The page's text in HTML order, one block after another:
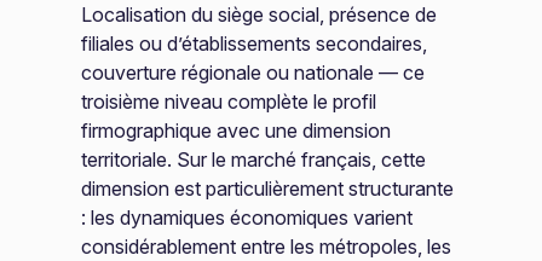
Localisation du siège social, présence de
filiales ou d’établissements secondaires,
couverture régionale ou nationale — ce
troisième niveau complète le profil
firmographique avec une dimension
territoriale. Sur le marché français, cette
dimension est particulièrement structurante
: les dynamiques économiques varient
considérablement entre les métropoles, les